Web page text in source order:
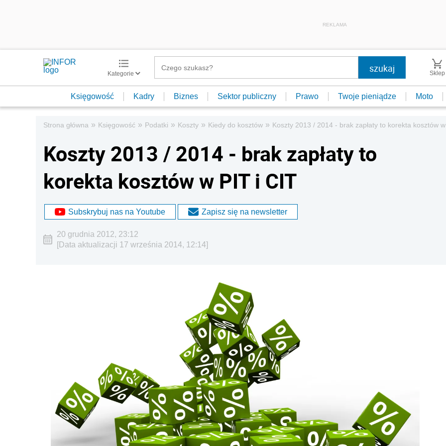
REKLAMA
Kategorie Sklep
Księgowość Kadry Biznes Sektor publiczny Prawo Twoje pieniądze Moto
Strona główna » Księgowość » Podatki » Koszty » Kiedy do kosztów » Koszty 2013 / 2014 - brak zapłaty to korekta kosztów
Koszty 2013 / 2014 - brak zapłaty to
korekta kosztów w PIT i CIT
Subskrybuj nas na Youtube Zapisz się na newsletter
20 grudnia 2012, 23:12
[Data aktualizacji 17 września 2014, 12:14]